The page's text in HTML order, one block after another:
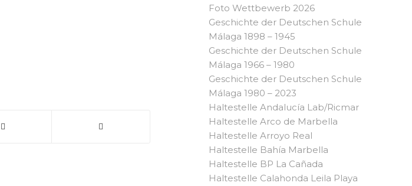
Foto Wettbewerb 2026
Geschichte der Deutschen Schule
Málaga 1898 – 1945
Geschichte der Deutschen Schule
Málaga 1966 – 1980
Geschichte der Deutschen Schule
Málaga 1980 – 2023
Haltestelle Andalucía Lab/Ricmar
Haltestelle Arco de Marbella
Haltestelle Arroyo Real
Haltestelle Bahía Marbella
Haltestelle BP La Cañada
Haltestelle Calahonda Leila Playa